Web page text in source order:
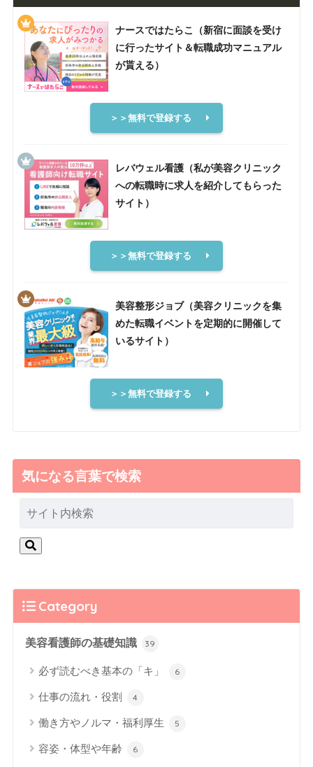
ナースではたらこ（新宿に面談を受け
に行ったサイト＆転職成功マニュアル
が貰える）
＞＞無料で登録する
レバウェル看護（私が美容クリニック
への転職時に求人を紹介してもらった
サイト）
＞＞無料で登録する
美容整形ジョブ（美容クリニックを集
めた転職イベントを定期的に開催して
いるサイト）
＞＞無料で登録する
気になる言葉で検索
Category
美容看護師の基礎知識 39
必ず読むべき基本の「キ」 6
仕事の流れ・役割 4
働き方やノルマ・福利厚生 5
容姿・体型や年齢 6